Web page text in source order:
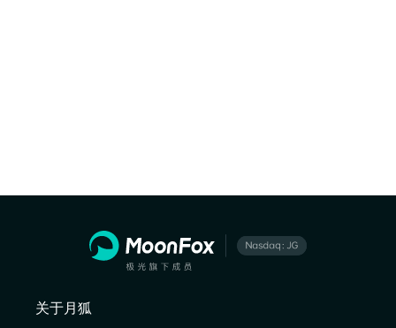
关于月狐